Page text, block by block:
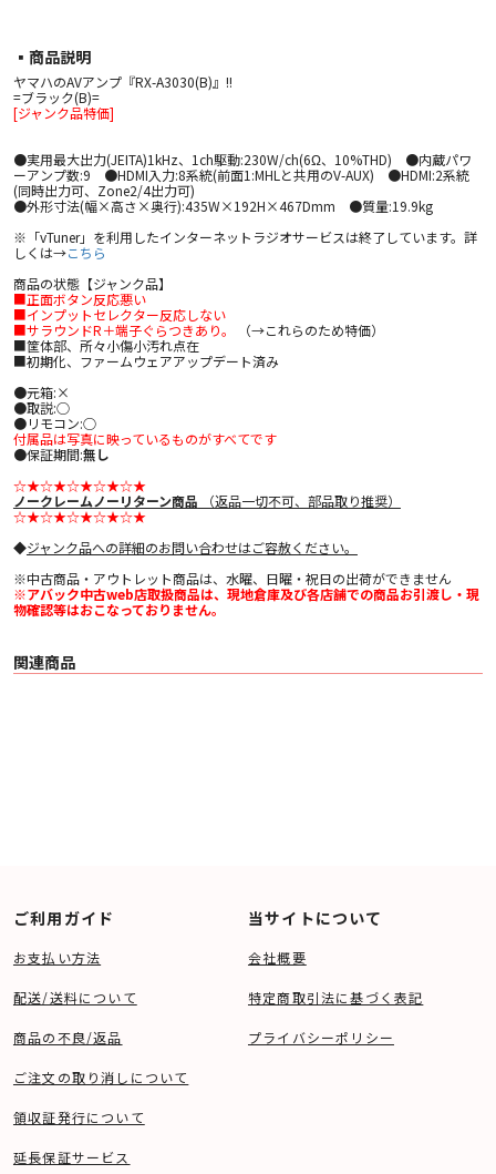
▪︎商品説明
ヤマハのAVアンプ『RX-A3030(B)』!!
=ブラック(B)=
[ジャンク品特価]
●実用最大出力(JEITA)1kHz、1ch駆動:230W/ch(6Ω、10%THD) ●内蔵パワ
ーアンプ数:9 ●HDMI入力:8系統(前面1:MHLと共用のV-AUX) ●HDMI:2系統
(同時出力可、Zone2/4出力可)
●外形寸法(幅×高さ×奥行):435W×192H×467Dmm ●質量:19.9kg
※「vTuner」を利用したインターネットラジオサービスは終了しています。詳
しくは→こちら
商品の状態【ジャンク品】
■正面ボタン反応悪い
■インプットセレクター反応しない
■サラウンドR＋端子ぐらつきあり。
（→これらのため特価）
■筐体部、所々小傷小汚れ点在
■初期化、ファームウェアアップデート済み
●元箱:×
●取説:○
●リモコン:○
付属品は写真に映っているものがすべてです
●保証期間:無し
☆★☆★☆★☆★☆★
ノークレームノーリターン商品 （返品一切不可、部品取り推奨）
☆★☆★☆★☆★☆★
◆ジャンク品への詳細のお問い合わせはご容赦ください。
※中古商品・アウトレット商品は、水曜、日曜・祝日の出荷ができません
※アバック中古web店取扱商品は、現地倉庫及び各店舗での商品お引渡し・現
物確認等はおこなっておりません。
関連商品
ご利用ガイド
お支払い方法
配送/送料について
商品の不良/返品
ご注文の取り消しについて
領収証発行について
延長保証サービス
当サイトについて
会社概要
特定商取引法に基づく表記
プライバシーポリシー